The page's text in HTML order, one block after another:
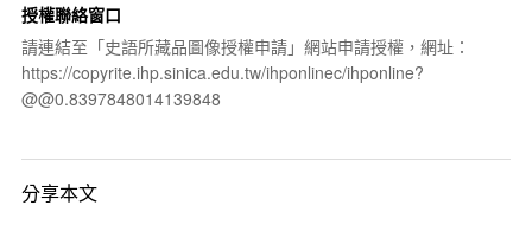
授權聯絡窗口
請連結至「史語所藏品圖像授權申請」網站申請授權，網址：
https://copyrite.ihp.sinica.edu.tw/ihponlinec/ihponline?
@@0.8397848014139848
分享本文